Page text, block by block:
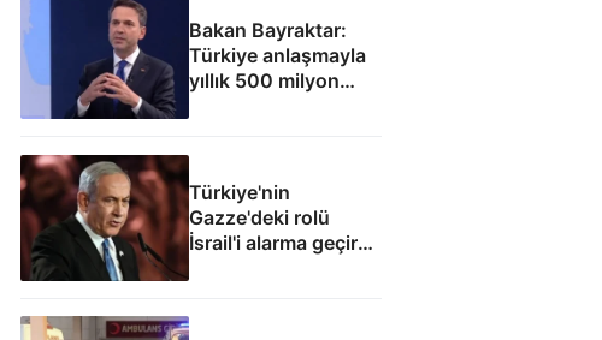
Bakan Bayraktar:
Türkiye anlaşmayla
yıllık 500 milyon
Türkiye'nin
Gazze'deki rolü
İsrail'i alarma geçirdi: